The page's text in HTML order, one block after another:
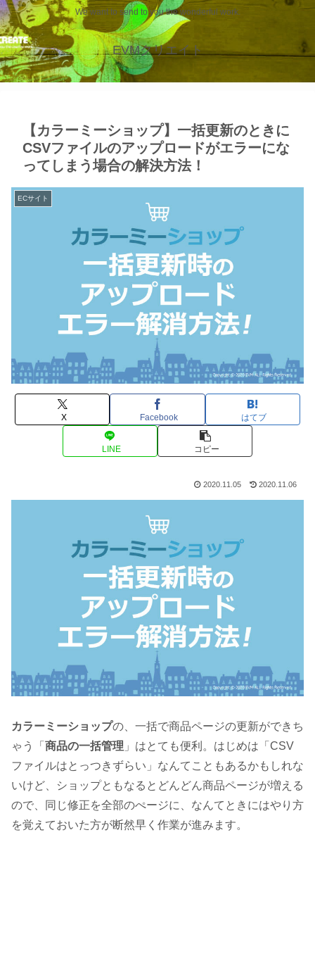
We want to send to you the wonderful work.
EVMクリエイト
【カラーミーショップ】一括更新のときに
CSVファイルのアップロードがエラーにな
ってしまう場合の解決方法！
ECサイト
X Facebook はてブ
LINE コピー
2020.11.05 2020.11.06
カラーミーショップの、一括で商品ページの更新ができち
ゃう「 商品の一括管理 」はとても便利。はじめは「CSV
ファイルはとっつきずらい」なんてこともあるかもしれな
いけど、ショップともなるとどんどん商品ページが増える
ので、同じ修正を全部のぺージに、なんてときにはやり方
を覚えておいた方が断然早く作業が進みます。